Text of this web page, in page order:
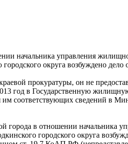
начальника управления
округа возбуждено
прокуратуры, он не
год в Государственную
соответствующих сведений в
города в отношении начальника
городского округа